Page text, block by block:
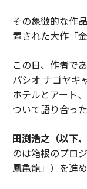
その象徴的な作
置された大作「
この日、作者で
パシオ ナゴヤキ
ホテルとアート
ついて語り合った
田渕浩之（以下
のは箱根のプロ
鳳亀龍」）を進